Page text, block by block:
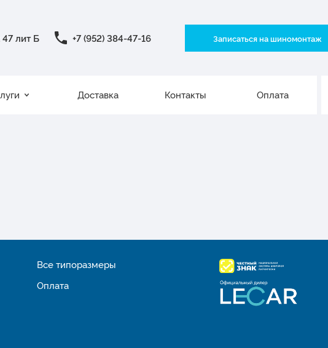
лит Б +7 (952) 384-47-16 Записаться на шиномонтаж
Доставка Контакты Оплата
Все типоразмеры
Оплата